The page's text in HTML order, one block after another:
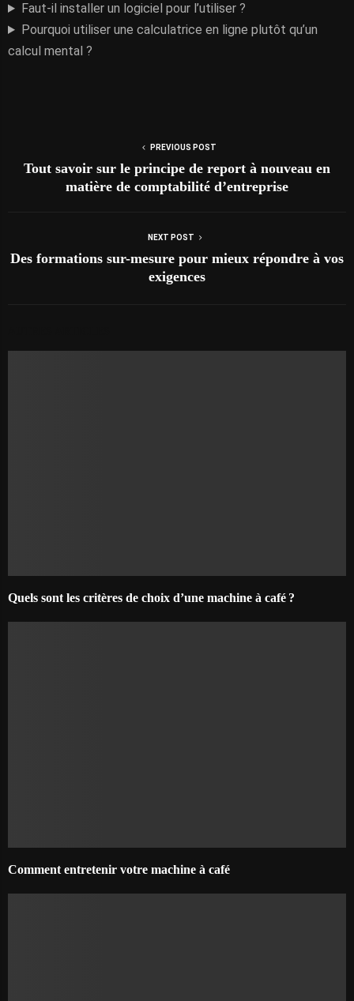
Faut-il installer un logiciel pour l’utiliser ?
Pourquoi utiliser une calculatrice en ligne plutôt qu’un
calcul mental ?
PREVIOUS POST
Tout savoir sur le principe de report à nouveau en
matière de comptabilité d’entreprise
NEXT POST
Des formations sur-mesure pour mieux répondre à vos
exigences
Quels sont les critères de choix d’une machine à café ?
Comment entretenir votre machine à café